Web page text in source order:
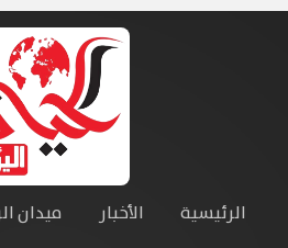
الرئيسية الأخبار ميدان